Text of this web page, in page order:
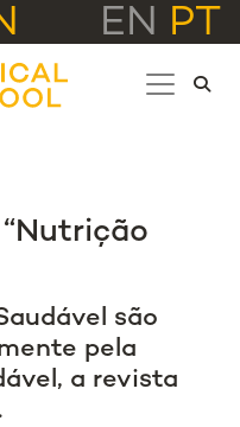
EN PT
são
pela
a revista